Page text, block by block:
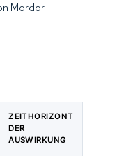
Mordor
ZEITHORIZONT
DER
AUSWIRKUNG